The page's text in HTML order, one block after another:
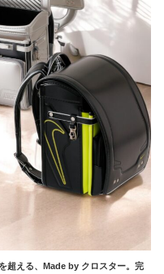
超える、Made by クロスター。完